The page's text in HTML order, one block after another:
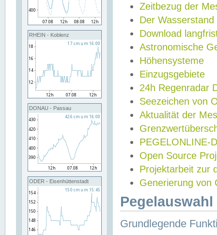
RHEIN - Koblenz
DONAU - Passau
ODER - Eisenhüttenstadt
Zeitbezug der
Der Wasserstand
Download
Astronomische
Höhensysteme
Einzugsgebiete
24h Regenradar
Seezeichen von
Aktualität der
PEGELONLINE-
Open Source
Projektarbeit zur
Generierung von
Grundlegende